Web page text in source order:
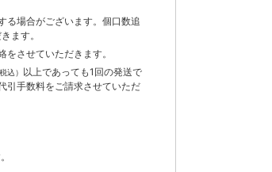
る場合がございます。個口数追
ます。
させていただきます。
税込） 以上であっても1回の発送で
引手数料をご請求させていただ